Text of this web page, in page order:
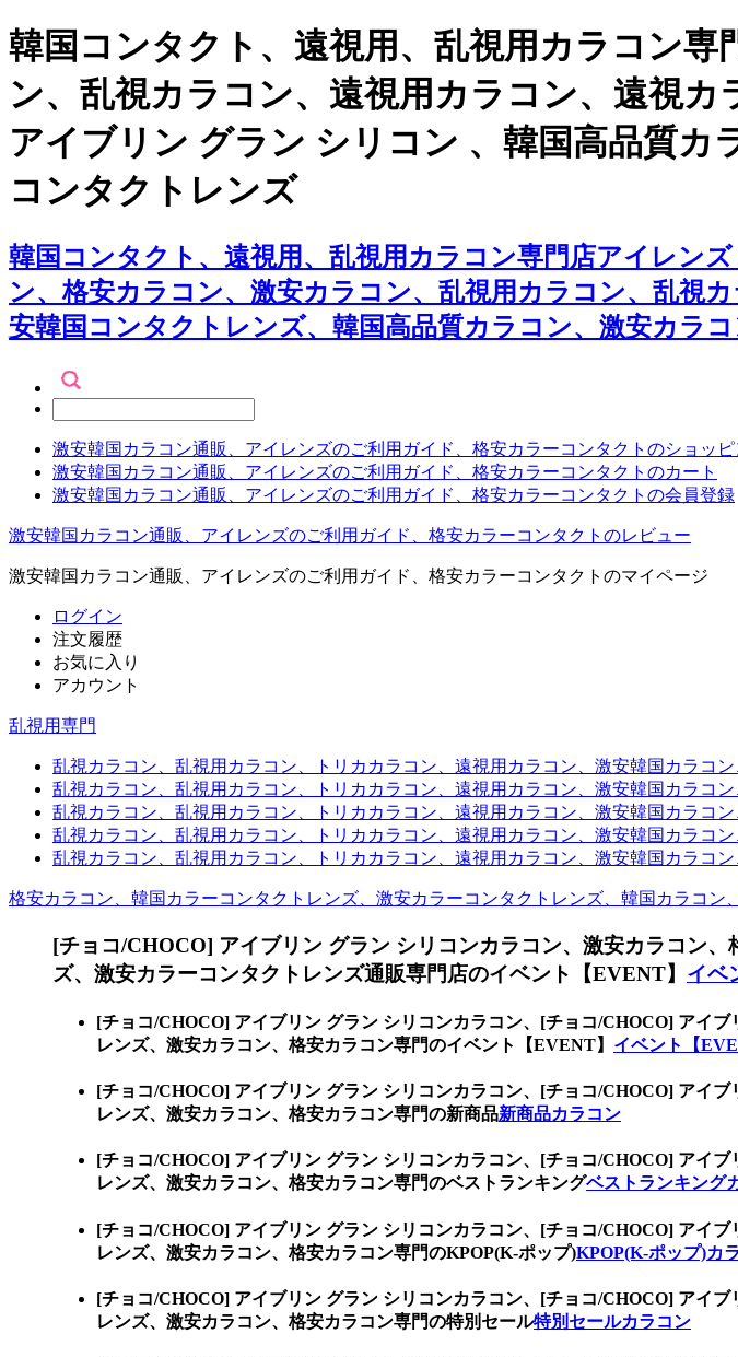
韓国コンタクト、遠視用、乱視用カラコン
ン、乱視カラコン、遠視用カラコン、遠視
アイブリン グラン シリコン 、韓国高品質
コンタクトレンズ
韓国コンタクト、遠視用、乱視用カラコン専門店アイレン
ン、格安カラコン、激安カラコン、乱視用カラコン、乱視
安韓国コンタクトレンズ、韓国高品質カラコン、激安カラコ
激安韓国カラコン通販、アイレンズのご利用ガイド、格安カラーコンタクトのショッピ
激安韓国カラコン通販、アイレンズのご利用ガイド、格安カラーコンタクトのカート
激安韓国カラコン通販、アイレンズのご利用ガイド、格安カラーコンタクトの会員登録
激安韓国カラコン通販、アイレンズのご利用ガイド、格安カラーコンタクトのレビュー
激安韓国カラコン通販、アイレンズのご利用ガイド、格安カラーコンタクトのマイページ
ログイン
注文履歴
お気に入り
アカウント
乱視用専門
乱視カラコン、乱視用カラコン、トリカカラコン、遠視用カラコン、激安韓国カラコ
乱視カラコン、乱視用カラコン、トリカカラコン、遠視用カラコン、激安韓国カラコ
乱視カラコン、乱視用カラコン、トリカカラコン、遠視用カラコン、激安韓国カラコ
乱視カラコン、乱視用カラコン、トリカカラコン、遠視用カラコン、激安韓国カラコ
乱視カラコン、乱視用カラコン、トリカカラコン、遠視用カラコン、激安韓国カラコン
格安カラコン、韓国カラーコンタクトレンズ、激安カラーコンタクトレンズ、韓国カラコン
[チョコ/CHOCO] アイブリン グラン シリコンカラコン、 激安カラコン、
ズ、激安カラーコンタクトレンズ通販専門店のイベント【EVENT】 イベ
[チョコ/CHOCO] アイブリン グラン シリコンカラコン、 [チョコ/CHOCO] アイブ
レンズ、激安カラコン、格安カラコン専門のイベント【EVENT】 イベント【
[チョコ/CHOCO] アイブリン グラン シリコンカラコン、 [チョコ/CHOCO] アイブ
レンズ、激安カラコン、格安カラコン専門の新商品新商品カラコン
[チョコ/CHOCO] アイブリン グラン シリコンカラコン、 [チョコ/CHOCO] アイブ
レンズ、激安カラコン、格安カラコン専門のベストランキングベストランキング
[チョコ/CHOCO] アイブリン グラン シリコンカラコン、 [チョコ/CHOCO] アイブ
レンズ、激安カラコン、格安カラコン専門のKPOP(K-ポップ)KPOP(K-ポップ)カ
[チョコ/CHOCO] アイブリン グラン シリコンカラコン、 [チョコ/CHOCO] アイブ
レンズ、激安カラコン、格安カラコン専門の特別セール特別セールカラコン